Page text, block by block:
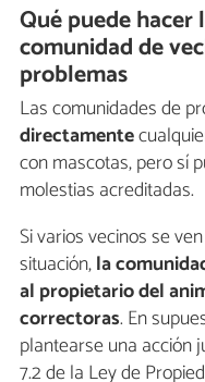
Qué puede
comunidad de
problemas
Las comunidades de
directamente
con mascotas, pero sí
molestias acreditadas.
Si varios vecinos se
situación,la
al propietario del
correctoras. En
plantearse una acción
7.2 de la Ley de